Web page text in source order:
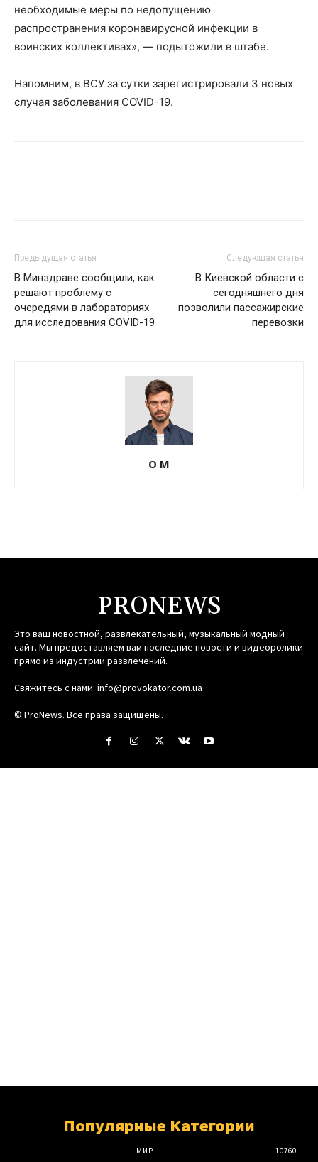
необходимые меры по недопущению
распространения коронавирусной инфекции в
воинских коллективах», — подытожили в штабе.
Напомним, в ВСУ за сутки зарегистрировали 3 новых
случая заболевания COVID-19.
Предыдущая статья
В Минздраве сообщили, как
решают проблему с
очередями в лабораториях
для исследования COVID-19
Следующая статья
В Киевской области с
сегодняшнего дня
позволили пассажирские
перевозки
О М
PRONEWS
Это ваш новостной, развлекательный, музыкальный модный
сайт. Мы предоставляем вам последние новости и видеоролики
прямо из индустрии развлечений.
Свяжитесь с нами: info@provokator.com.ua
© ProNews. Все права защищены.
Популярные Категории
МИР 10760